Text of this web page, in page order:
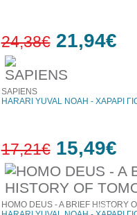
24,38€ 21,94€
έκπτωση
SAPIENS
HARARI YUVAL NOAH - ΧΑΡΑΡΙ
17,21€ 15,49€
HOMO DEUS - A BRIEF HISTORY